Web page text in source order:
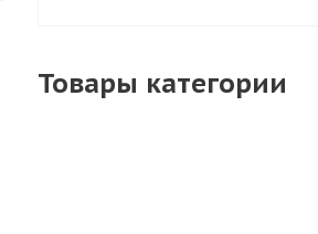
Товары категории